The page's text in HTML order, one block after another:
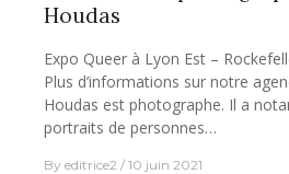
Houdas
Expo Queer à Lyon Est –
Plus d’informations sur notre
Houdas est photographe. Il a
portraits de personnes…
By editrice2 10 juin 2021